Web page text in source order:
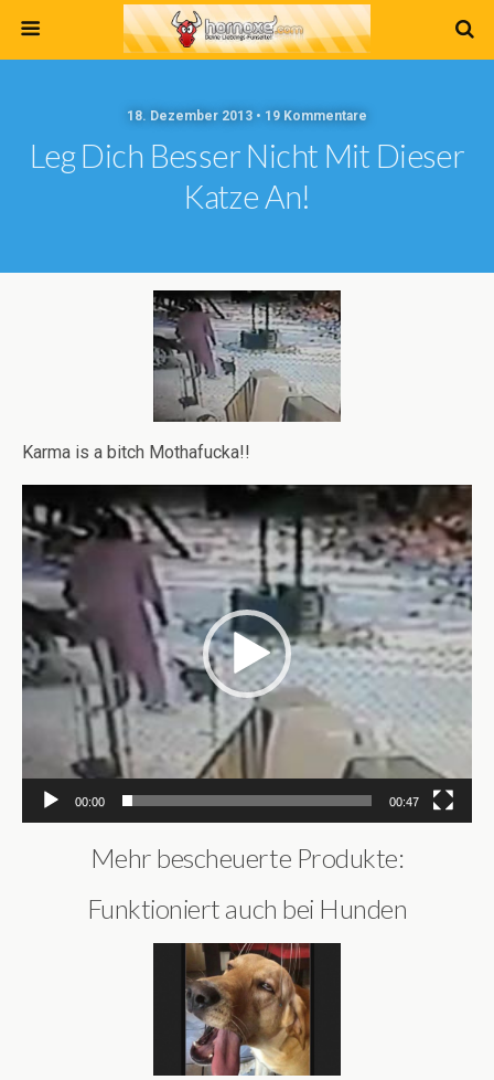
18. Dezember 2013 • 19 Kommentare
Leg Dich Besser Nicht Mit Dieser
Katze An!
Karma is a bitch Mothafucka!!
Player
00:00 00:47
Mehr bescheuerte Produkte:
Funktioniert auch bei Hunden